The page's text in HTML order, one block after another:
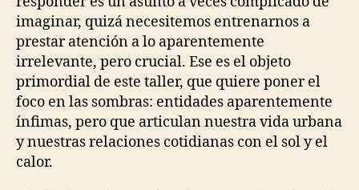
imaginar, quizá necesitemos entrenarnos a
prestar atención a lo aparentemente
irrelevante, pero crucial. Ese es el objeto
primordial de este taller, que quiere poner el
foco en las sombras: entidades aparentemente
ínfimas, pero que articulan nuestra vida urbana
y nuestras relaciones cotidianas con el sol y el
calor.